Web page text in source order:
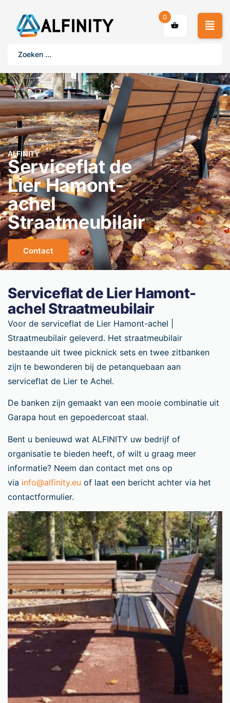
0
ALFINITY
Serviceflat de
Lier Hamont-
achel
Straatmeubilair
Contact
Serviceflat de Lier Hamont-
achel Straatmeubilair
Voor de serviceflat de Lier Hamont-achel |
Straatmeubilair geleverd. Het straatmeubilair
bestaande uit twee picknick sets en twee zitbanken
zijn te bewonderen bij de petanquebaan aan
serviceflat de Lier te Achel.
De banken zijn gemaakt van een mooie combinatie uit
Garapa hout en gepoedercoat staal.
Bent u benieuwd wat ALFINITY uw bedrijf of
organisatie te bieden heeft, of wilt u graag meer
informatie? Neem dan contact met ons op
via info@alfinity.eu of laat een bericht achter via het
contactformulier.